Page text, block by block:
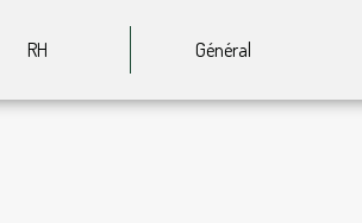
RH Général